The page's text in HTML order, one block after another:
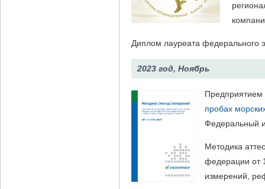
Диплом лауреата федерального
2023 год, Ноябрь
пробах
Федеральный
Методика
федерации от
измерений,